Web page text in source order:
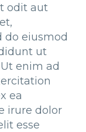
odit aut
do eiusmod
ut
enim ad
ea
irure dolor
esse